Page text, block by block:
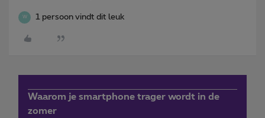
W 1 persoon vindt dit leuk
Waarom je smartphone trager wordt in de
zomer